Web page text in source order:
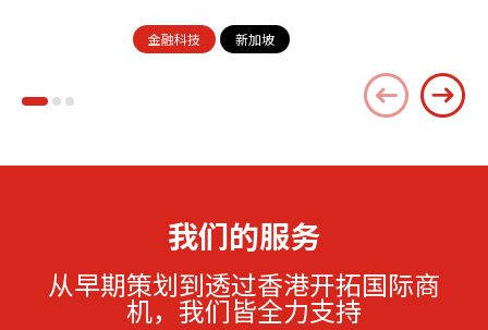
金融科技 新加坡
我们的服务
从早期策划到透过香港开拓国际商
机，我们皆全力支持